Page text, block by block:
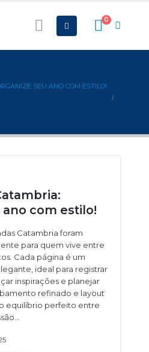
0
SEU ANO COM ESTILO!
com estilo!
Catambria foram
para quem vive entre
Cada página é um
ideal para registrar
inspirações e planejar
refinado e layout
equilíbrio perfeito entre